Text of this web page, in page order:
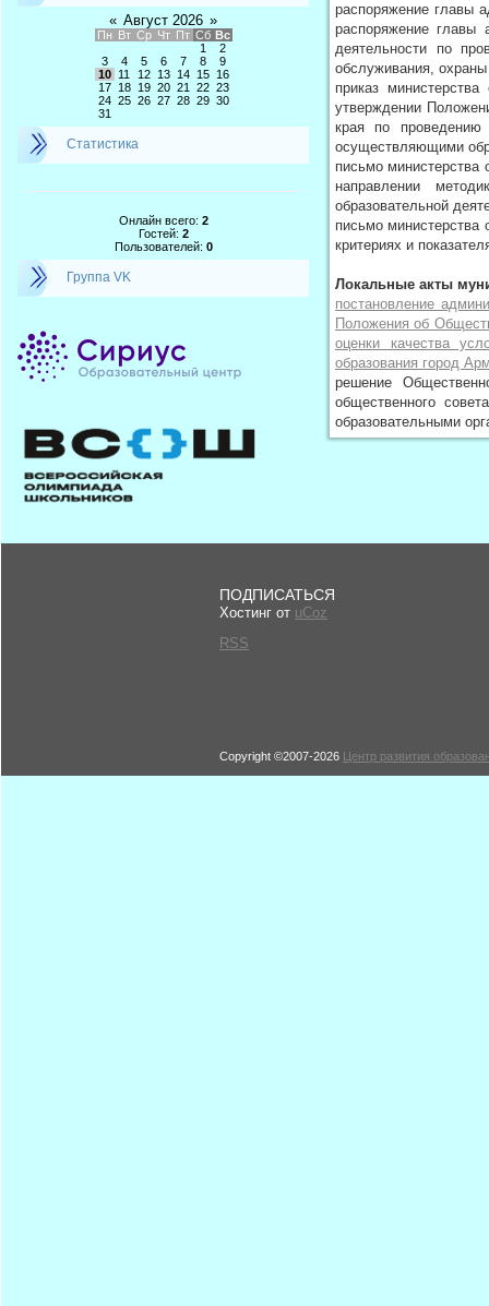
« Август 2026 »
Пн Вт Ср Чт Пт Сб Вс
1
2
3
4 5 6 7 8
9
10
11 12 13 14 15
16
17
18 19 20 21 22 23
24 25 26 27 28 29 30
31
Статистика
Онлайн всего: 2
Гостей: 2
Пользователей: 0
Группа VK
распоряжение главы
распоряжение главы
деятельности по
обслуживания,
приказ
утверждении
края по проведению
осуществляющими
письмо министерства
направлении
образовательной
письмо министерства
критериях и
Локальные акты
постановление
Положения об
оценки качества
образования город
решение
общественного
образовательными
ПОДПИСАТЬСЯ
Хостинг от uCoz
RSS
Copyright ©2007-2026 Центр развития